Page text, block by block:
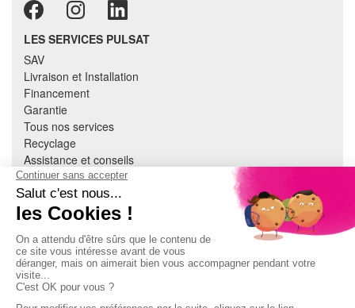
LES SERVICES PULSAT
SAV
Livraison et Installation
Financement
Garantie
Tous nos services
Recyclage
Assistance et conseils
Cuisine équipée
Literie
Nous contacter
À PROPOS
CGV
Mentions légales